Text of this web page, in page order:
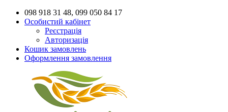
098 918 31 48, 099 050 84 17
Особистий кабінет
Реєстрація
Авторизація
Кошик замовлень
Оформлення замовлення